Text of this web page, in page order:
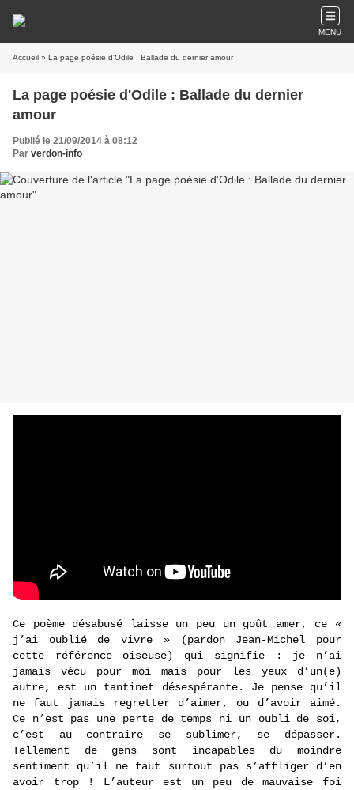
MENU
Accueil » La page poésie d'Odile : Ballade du dernier amour
La page poésie d'Odile : Ballade du dernier
amour
Publié le 21/09/2014 à 08:12
Par verdon-info
Ce poème désabusé laisse un peu un goût amer, ce «
j’ai oublié de vivre » (pardon Jean-Michel pour
cette référence oiseuse) qui signifie : je n’ai
jamais vécu pour moi mais pour les yeux d’un(e)
autre, est un tantinet désespérante. Je pense qu’il
ne faut jamais regretter d’aimer, ou d’avoir aimé.
Ce n’est pas une perte de temps ni un oubli de soi,
c’est au contraire se sublimer, se dépasser.
Tellement de gens sont incapables du moindre
sentiment qu’il ne faut surtout pas s’affliger d’en
avoir trop ! L’auteur est un peu de mauvaise foi